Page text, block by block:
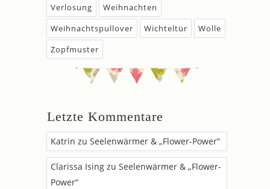
Verlosung
Weihnachten
Weihnachtspullover
Wichteltür
Wolle
Zopfmuster
Letzte Kommentare
Katrin zu Seelenwärmer & „Flower-Power“
Clarissa Ising zu Seelenwärmer & „Flower-
Power“